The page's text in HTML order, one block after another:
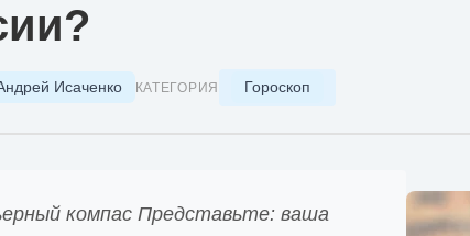
Исаченко КАТЕГОРИЯ Гороскоп
компас Представьте: ваша